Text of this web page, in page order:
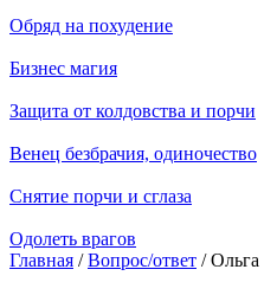
Обряд на похудение
Бизнес магия
Защита от колдовства и порчи
Венец безбрачия, одиночество
Снятие порчи и сглаза
Одолеть врагов
Главная /Вопрос/ответ / Ольга